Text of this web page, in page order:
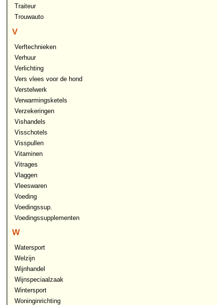
Traiteur
Trouwauto
V
Verftechnieken
Verhuur
Verlichting
Vers vlees voor de hond
Verstelwerk
Verwarmingsketels
Verzekeringen
Vishandels
Visschotels
Visspullen
Vitaminen
Vitrages
Vlaggen
Vleeswaren
Voeding
Voedingssup.
Voedingssupplementen
W
Watersport
Welzijn
Wijnhandel
Wijnspeciaalzaak
Wintersport
Woninginrichting